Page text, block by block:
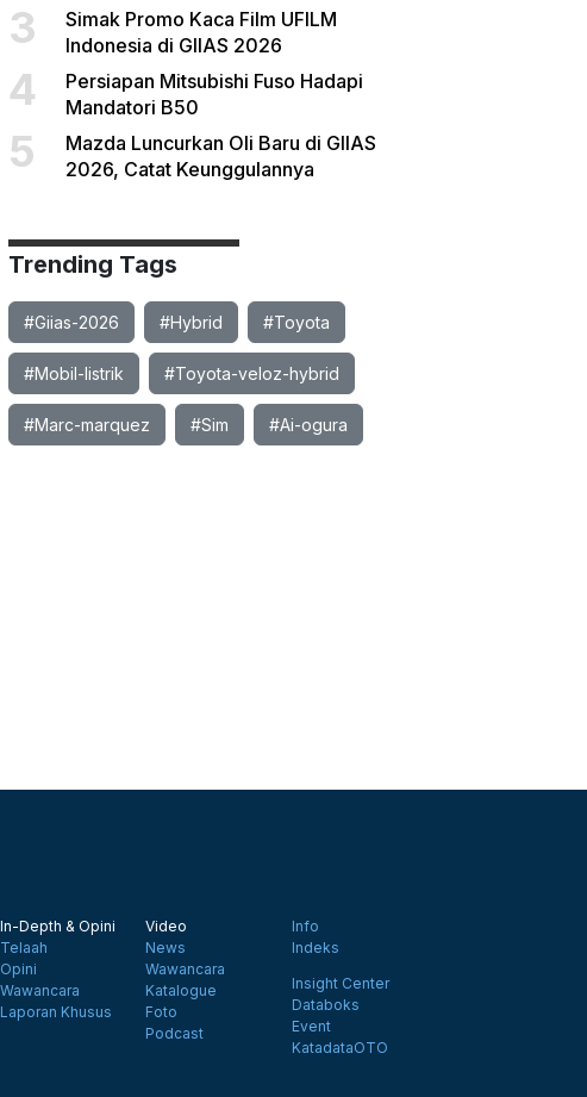
3
Simak Promo Kaca Film UFILM
Indonesia di GIIAS 2026
4
Persiapan Mitsubishi Fuso Hadapi
Mandatori B50
5
Mazda Luncurkan Oli Baru di GIIAS
2026, Catat Keunggulannya
Trending Tags
#Giias-2026 #Hybrid #Toyota
#Mobil-listrik #Toyota-veloz-hybrid
#Marc-marquez #Sim #Ai-ogura
In-Depth & Opini
Telaah
Opini
Wawancara
Laporan Khusus
Video
News
Wawancara
Katalogue
Foto
Podcast
Info
Indeks
Insight Center
Databoks
Event
KatadataOTO